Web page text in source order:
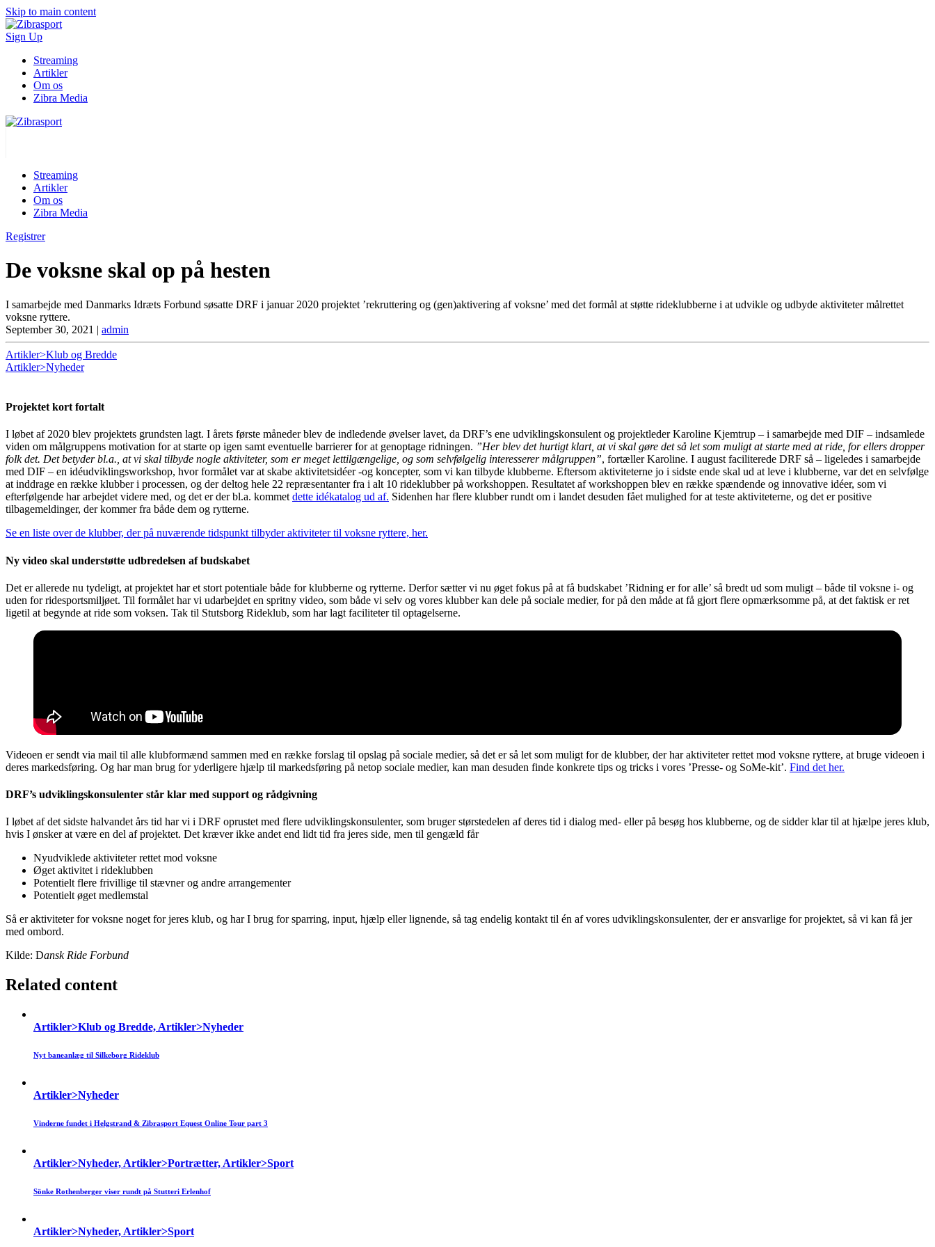
Skip to main content
Sign Up
Streaming
Artikler
Om os
Zibra Media
Streaming
Artikler
Om os
Zibra Media
Registrer
De voksne skal op på hesten
I samarbejde med Danmarks Idræts Forbund søsatte DRF i januar 2020 projektet ’rekruttering og (gen)aktivering af voksne’ med det formål at støtte rideklubberne i at udvikle og udbyde aktiviteter målrettet
voksne ryttere.
September 30, 2021 | admin
Artikler>Klub og Bredde
Artikler>Nyheder
Projektet kort fortalt
I løbet af 2020 blev projektets grundsten lagt. I årets første måneder blev de indledende øvelser lavet, da DRF’s ene udviklingskonsulent og projektleder Karoline Kjemtrup – i samarbejde med DIF – indsamlede
viden om målgruppens motivation for at starte op igen samt eventuelle barrierer for at genoptage ridningen. ”Her blev det hurtigt klart, at vi skal gøre det så let som muligt at starte med at ride, for ellers dropper
folk det. Det betyder bl.a., at vi skal tilbyde nogle aktiviteter, som er meget lettilgængelige, og som selvfølgelig interesserer målgruppen”, fortæller Karoline. I august faciliterede DRF så – ligeledes i samarbejde
med DIF – en idéudviklingsworkshop, hvor formålet var at skabe aktivitetsidéer -og koncepter, som vi kan tilbyde klubberne. Eftersom aktiviteterne jo i sidste ende skal ud at leve i klubberne, var det en selvfølge
at inddrage en række klubber i processen, og der deltog hele 22 repræsentanter fra i alt 10 rideklubber på workshoppen. Resultatet af workshoppen blev en række spændende og innovative idéer, som vi
efterfølgende har arbejdet videre med, og det er der bl.a. kommetdette idékatalog ud af. Sidenhen har flere klubber rundt om i landet desuden fået mulighed for at teste aktiviteterne, og det er positive
tilbagemeldinger, der kommer fra både dem og rytterne.
Se en liste over de klubber, der på nuværende tidspunkt tilbyder aktiviteter til voksne ryttere, her.
Ny video skal understøtte udbredelsen af budskabet
Det er allerede nu tydeligt, at projektet har et stort potentiale både for klubberne og rytterne. Derfor sætter vi nu øget fokus på at få budskabet ’Ridning er for alle’ så bredt ud som muligt – både til voksne i- og
uden for ridesportsmiljøet. Til formålet har vi udarbejdet en spritny video, som både vi selv og vores klubber kan dele på sociale medier, for på den måde at få gjort flere opmærksomme på, at det faktisk er ret
ligetil at begynde at ride som voksen. Tak til Stutsborg Rideklub, som har lagt faciliteter til optagelserne.
Videoen er sendt via mail til alle klubformænd sammen med en række forslag til opslag på sociale medier, så det er så let som muligt for de klubber, der har aktiviteter rettet mod voksne ryttere, at bruge videoen i
deres markedsføring. Og har man brug for yderligere hjælp til markedsføring på netop sociale medier, kan man desuden finde konkrete tips og tricks i vores ’Presse- og SoMe-kit’. Find det her.
DRF’s udviklingskonsulenter står klar med support og rådgivning
I løbet af det sidste halvandet års tid har vi i DRF oprustet med flere udviklingskonsulenter, som bruger størstedelen af deres tid i dialog med- eller på besøg hos klubberne, og de sidder klar til at hjælpe jeres klub,
hvis I ønsker at være en del af projektet. Det kræver ikke andet end lidt tid fra jeres side, men til gengæld får
Nyudviklede aktiviteter rettet mod voksne
Øget aktivitet i rideklubben
Potentielt flere frivillige til stævner og andre arrangementer
Potentielt øget medlemstal
Så er aktiviteter for voksne noget for jeres klub, og har I brug for sparring, input, hjælp eller lignende, så tag endelig kontakt til én af vores udviklingskonsulenter, der er ansvarlige for projektet, så vi kan få jer
med ombord.
Kilde: Dansk Ride Forbund
Related content
Artikler>Klub og Bredde, Artikler>Nyheder
Nyt baneanlæg til Silkeborg Rideklub
Artikler>Nyheder
Vinderne fundet i Helgstrand & Zibrasport Equest Online Tour part 3
Artikler>Nyheder, Artikler>Portrætter, Artikler>Sport
Sönke Rothenberger viser rundt på Stutteri Erlenhof
Artikler>Nyheder, Artikler>Sport